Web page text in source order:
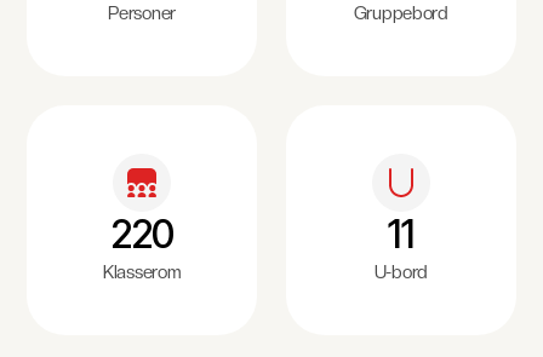
Personer Gruppebord
220
Klasserom
11
U-bord